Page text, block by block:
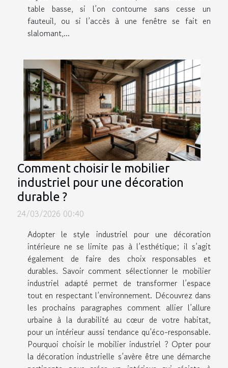
table basse, si l’on contourne sans cesse un
fauteuil, ou si l’accès à une fenêtre se fait en
slalomant,...
Comment choisir le mobilier
industriel pour une décoration
durable ?
24/03/2026 00:40
Adopter le style industriel pour une décoration
intérieure ne se limite pas à l’esthétique; il s’agit
également de faire des choix responsables et
durables. Savoir comment sélectionner le mobilier
industriel adapté permet de transformer l’espace
tout en respectant l’environnement. Découvrez dans
les prochains paragraphes comment allier l’allure
urbaine à la durabilité au cœur de votre habitat,
pour un intérieur aussi tendance qu’éco-responsable.
Pourquoi choisir le mobilier industriel ? Opter pour
la décoration industrielle s’avère être une démarche